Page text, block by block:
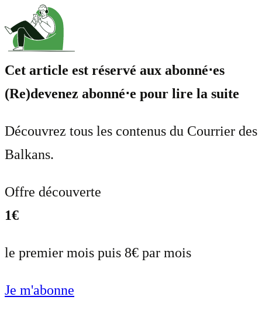
Cet article est réservé aux abonné⋅es
(Re)devenez abonné⋅e pour lire la suite
Découvrez tous les contenus du Courrier des
Balkans.
Offre découverte
1€
le premier mois puis 8€ par mois
Je m'abonne